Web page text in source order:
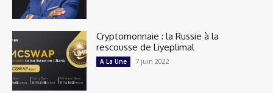
Cryptomonnaie : la Russie à la
rescousse de Liyeplimal
A La Une 7 juin 2022